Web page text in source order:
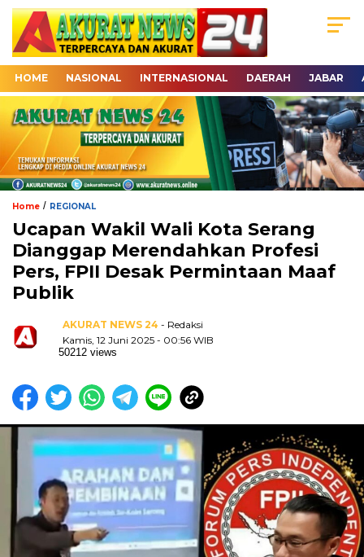
HOME NASIONAL INTERNASIONAL DAERAH JABAR
Home / REGIONAL
Ucapan Wakil Wali Kota Serang
Dianggap Merendahkan Profesi
Pers, FPII Desak Permintaan Maaf
Publik
AKURAT NEWS 24 - Redaksi
Kamis, 12 Juni 2025 - 00:56 WIB
50212 views